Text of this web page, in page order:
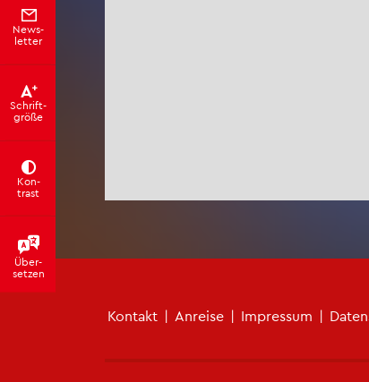
News­
let­ter
Schrift­
grö­ße
Kon­
trast
Über­
set­zen
Fu­ß­zei­len­me­nü
Kon­takt | An­rei­se | Im­pres­sum |